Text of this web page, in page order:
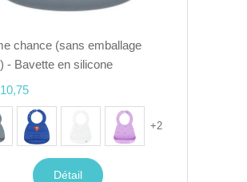
chance (sans emballage
- Bavette en silicone
+2
Détail